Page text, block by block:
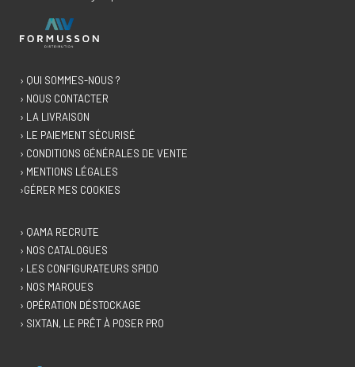
› QUI SOMMES-NOUS ?
› NOUS CONTACTER
› LA LIVRAISON
› LE PAIEMENT SÉCURISÉ
› CONDITIONS GÉNÉRALES DE VENTE
› MENTIONS LÉGALES
›GÉRER MES COOKIES
› QAMA RECRUTE
› NOS CATALOGUES
› LES CONFIGURATEURS SPIDO
› NOS MARQUES
› OPÉRATION DÉSTOCKAGE
› SIXTAN, LE PRÊT À POSER PRO